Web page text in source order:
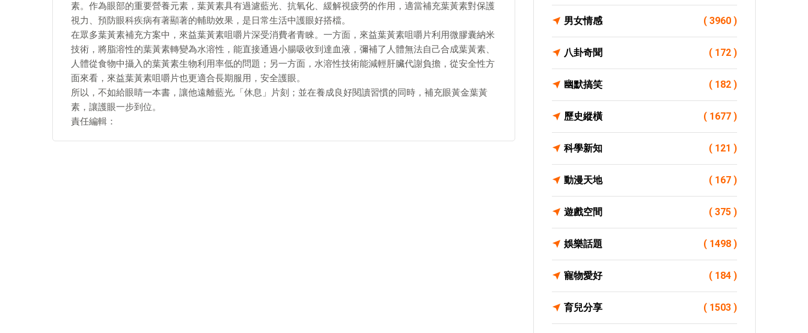
素。作為眼部的重要營養元素，葉黃素具有過濾藍光、抗氧化、緩解視疲勞的作用，適當補充葉黃素對保護
視力、預防眼科疾病有著顯著的輔助效果，是日常生活中護眼好搭檔。
在眾多葉黃素補充方案中，來益葉黃素咀嚼片深受消費者青睞。一方面，來益葉黃素咀嚼片利用微膠囊納米
技術，將脂溶性的葉黃素轉變為水溶性，能直接通過小腸吸收到達血液，彌補了人體無法自己合成葉黃素、
人體從食物中攝入的葉黃素生物利用率低的問題；另一方面，水溶性技術能減輕肝臟代謝負擔，從安全性方
面來看，來益葉黃素咀嚼片也更適合長期服用，安全護眼。
所以，不如給眼睛一本書，讓他遠離藍光,「休息」片刻；並在養成良好閱讀習慣的同時，補充眼黃金葉黃
素，讓護眼一步到位。
責任編輯：
男女情感 ( 3960 )
八卦奇聞 ( 172 )
幽默搞笑 ( 182 )
歷史縱橫 ( 1677 )
科學新知 ( 121 )
動漫天地 ( 167 )
遊戲空間 ( 375 )
娛樂話題 ( 1498 )
寵物愛好 ( 184 )
育兒分享 ( 1503 )